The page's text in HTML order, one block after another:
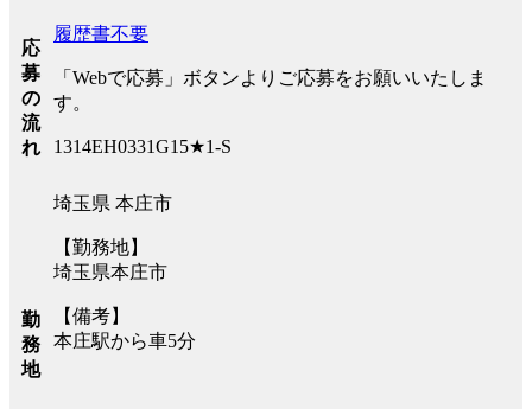
応
募
の
流
れ
履歴書不要
「Webで応募」ボタンよりご応募をお願いいたしま
す。
1314EH0331G15★1-S
勤
務
地
埼玉県 本庄市
【勤務地】
埼玉県本庄市
【備考】
本庄駅から車5分